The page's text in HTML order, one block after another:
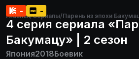
Главная/Сериалы/Парень из эпохи
- -
4 серия сериала
Бакумацу» | 2 сезон
Япония2018Боевик